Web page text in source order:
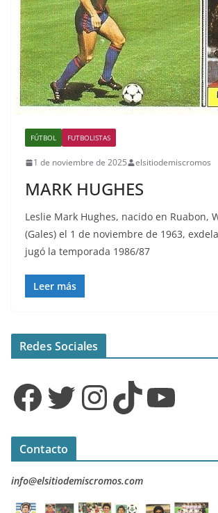
FÚTBOL FUTBOLISTAS
1 de noviembre de 2025 elsitiodemiscromos
MARK HUGHES
Leslie Mark Hughes, nacido en Ruabon,
(Gales) el 1 de noviembre de 1963,
jugó la temporada 1986/87
Leer más
Redes Sociales
Facebook Twitter InstagramTikTok YouTube
Contacto
info@elsitiodemiscromos.com